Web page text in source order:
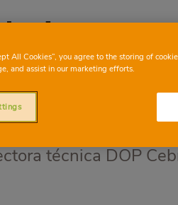
técnica DOP
All Cookies”, you agree to the storing of
and assist in our marketing efforts.